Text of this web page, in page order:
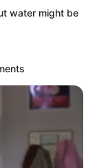
water might be